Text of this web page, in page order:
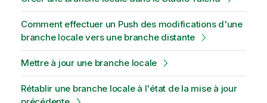
Comment effectuer un Push des modifications d'une
branche locale vers une branche distante
Mettre à jour une branche locale
Rétablir une branche locale à l'état de la mise à jour